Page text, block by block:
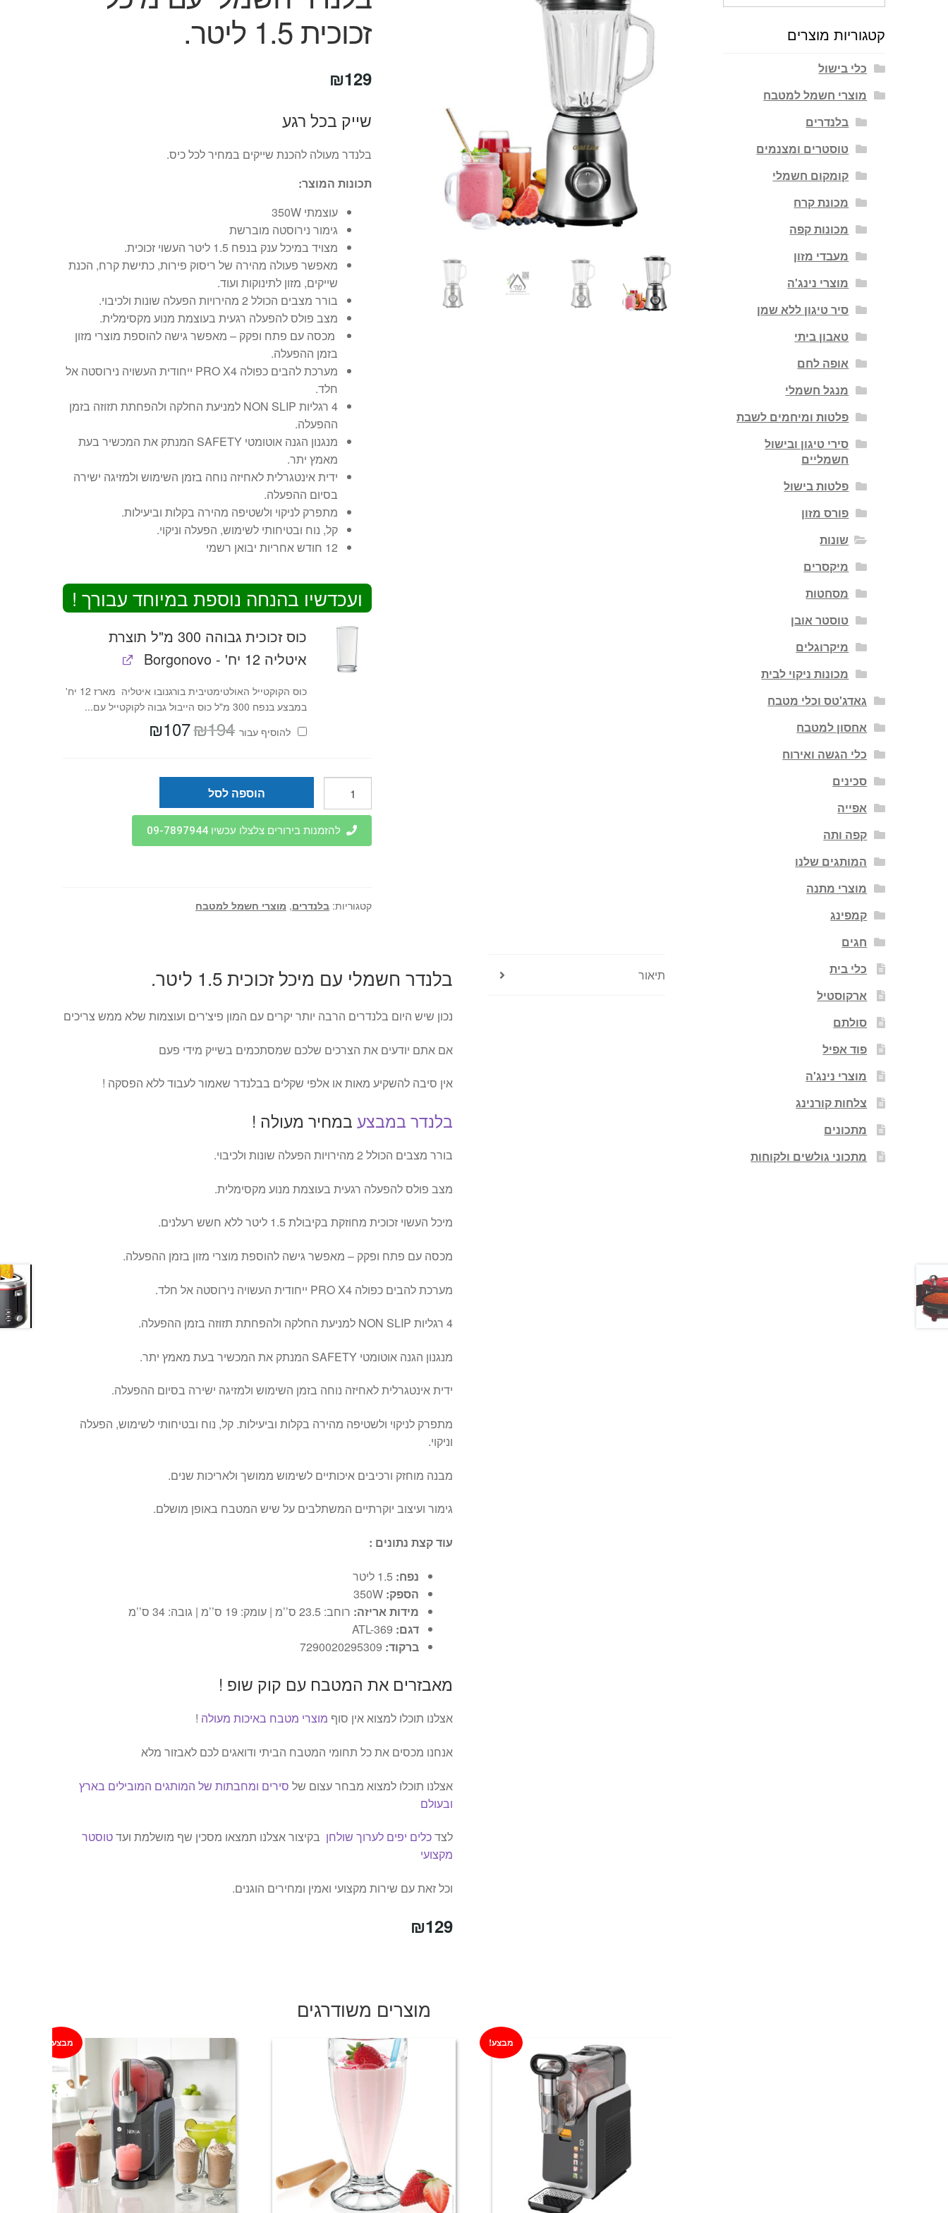
זכוכית 1.5 ליטר.
₪129
שייק בכל רגע
בלנדר מעולה להכנת שייקים במחיר לכל כיס.
תכונות המוצר:
עוצמתי 350W
גימור נירוסטה מוברשת
מצויד במיכל ענק בנפח 1.5 ליטר העשוי זכוכית.
מאפשר פעולה מהירה של ריסוק פירות, כתישת קרח, הכנת
שייקים, מזון לתינוקות ועוד.
בורר מצבים הכולל 2 מהירויות הפעלה שונות ולכיבוי.
מצב פולס להפעלה רגעית בעוצמת מנוע מקסימלית.
מכסה עם פתח ופקק – מאפשר גישה להוספת מוצרי מזון
בזמן ההפעלה.
מערכת להבים כפולה PRO X4 ייחודית העשויה נירוסטה אל
חלד.
4 רגליות NON SLIP למניעת החלקה ולהפחתת תזוזה בזמן
ההפעלה.
מנגנון הגנה אוטומטי SAFETY המנתק את המכשיר בעת
מאמץ יתר.
ידית אינטגרלית לאחיזה נוחה בזמן השימוש ולמזיגה ישירה
בסיום ההפעלה.
מתפרק לניקוי ולשטיפה מהירה בקלות וביעילות.
קל, נוח ובטיחותי לשימוש, הפעלה וניקוי.
12 חודש אחריות יבואן רשמי
ועכדשיו בהנחה נוספת במיוחד עבורך !
כוס זכוכית גבוהה 300 מ"ל תוצרת
איטליה 12 יח' - Borgonovo
כוס הקוקטייל האולטימטיבית בורגנובו איטליה מארז 12 יח'
במבצע בנפח 300 מ"ל כוס הייבול גבוה לקוקטייל עם...
להוסיף⁦⁩ עבור
₪194 המחיר
המקורי₪107
בלנדר
חשמלי
1.5
הוספה לסל
להזמנות בירורים צלצלו עכשיו 09-7897944
קטגוריות:בלנדרים, מוצרי חשמל למטבח
תיאור בלנדר חשמלי עם מיכל זכוכית 1.5 ליטר.
נכון שיש היום בלנדרים הרבה יותר יקרים עם המון פיצ'רים ועוצמות שלא ממש צריכים
אם אתם יודעים את הצרכים שלכם שמסתכמים בשייק מידי פעם
אין סיבה להשקיע מאות או אלפי שקלים בבלנדר שאמור לעבוד ללא הפסקה !
בלנדר במבצע במחיר מעולה !
בורר מצבים הכולל 2 מהירויות הפעלה שונות ולכיבוי.
מצב פולס להפעלה רגעית בעוצמת מנוע מקסימלית.
מיכל העשוי זכוכית מחוזקת בקיבולת 1.5 ליטר ללא חשש רעלנים.
מכסה עם פתח ופקק – מאפשר גישה להוספת מוצרי מזון בזמן ההפעלה.
מערכת להבים כפולה PRO X4 ייחודית העשויה נירוסטה אל חלד.
4 רגליות NON SLIP למניעת החלקה ולהפחתת תזוזה בזמן ההפעלה.
מנגנון הגנה אוטומטי SAFETY המנתק את המכשיר בעת מאמץ יתר.
ידית אינטגרלית לאחיזה נוחה בזמן השימוש ולמזיגה ישירה בסיום ההפעלה.
מתפרק לניקוי ולשטיפה מהירה בקלות וביעילות. קל, נוח ובטיחותי לשימוש, הפעלה
וניקוי.
מבנה מוחזק ורכיבים איכותיים לשימוש ממושך ולאריכות שנים.
גימור ועיצוב יוקרתיים המשתלבים על שיש המטבח באופן מושלם.
עוד קצת נתונים :
נפח:
הספק:350W
מידות אריזה: רוחב: 23.5 ס’’מ | עומק: 19 ס’’מ | גובה: 34 ס’’מ
דגם: ATL-369
ברקוד: 7290020295309
מאבזרים את המטבח עם קוק שופ !
אצלנו תוכלו למצוא אין סוף מוצרי מטבח באיכות מעולה !
אנחנו מכסים את כל תחומי המטבח הביתי ודואגים לכם לאבזור מלא
אצלנו תוכלו למצוא מבחר עצום של סירים ומחבתות של המותגים המובילים בארץ
ובעולם
לצדכלים יפים לערוך שולחן בקיצור אצלנו תמצאו מסכין שף מושלמת ועדטוסטר
מקצועי
וכל זאת עם שירות מקצועי ואמין ומחירים הוגנים.
₪129
מוצרים משודרגים
מבצע! מבצע!
קטגוריות מוצרים
כלי בישול
מוצרי חשמל למטבח
בלנדרים
טוסטרים ומצנמים
קומקום חשמלי
מכונת קרח
מכונות קפה
מעבדי מזון
מוצרי נינג'ה
סיר טיגון ללא שמן
טאבון ביתי
אופה לחם
מנגל חשמלי
פלטות ומיחמים לשבת
סירי טיגון ובישול
חשמליים
פלטות בישול
פורס מזון
שונות
מיקסרים
מסחטות
טוסטר אובן
מיקרוגלים
מכונות ניקוי לבית
גאדג'טס וכלי מטבח
אחסון למטבח
כלי הגשה ואירוח
סכינים
אפייה
קפה ותה
המותגים שלנו
מוצרי מתנה
קמפינג
חגים
כלי בית
ארקוסטיל
סולתם
פוד אפיל
מוצרי נינג'ה
צלחות קורנינג
מתכונים
מתכוני גולשים ולקוחות